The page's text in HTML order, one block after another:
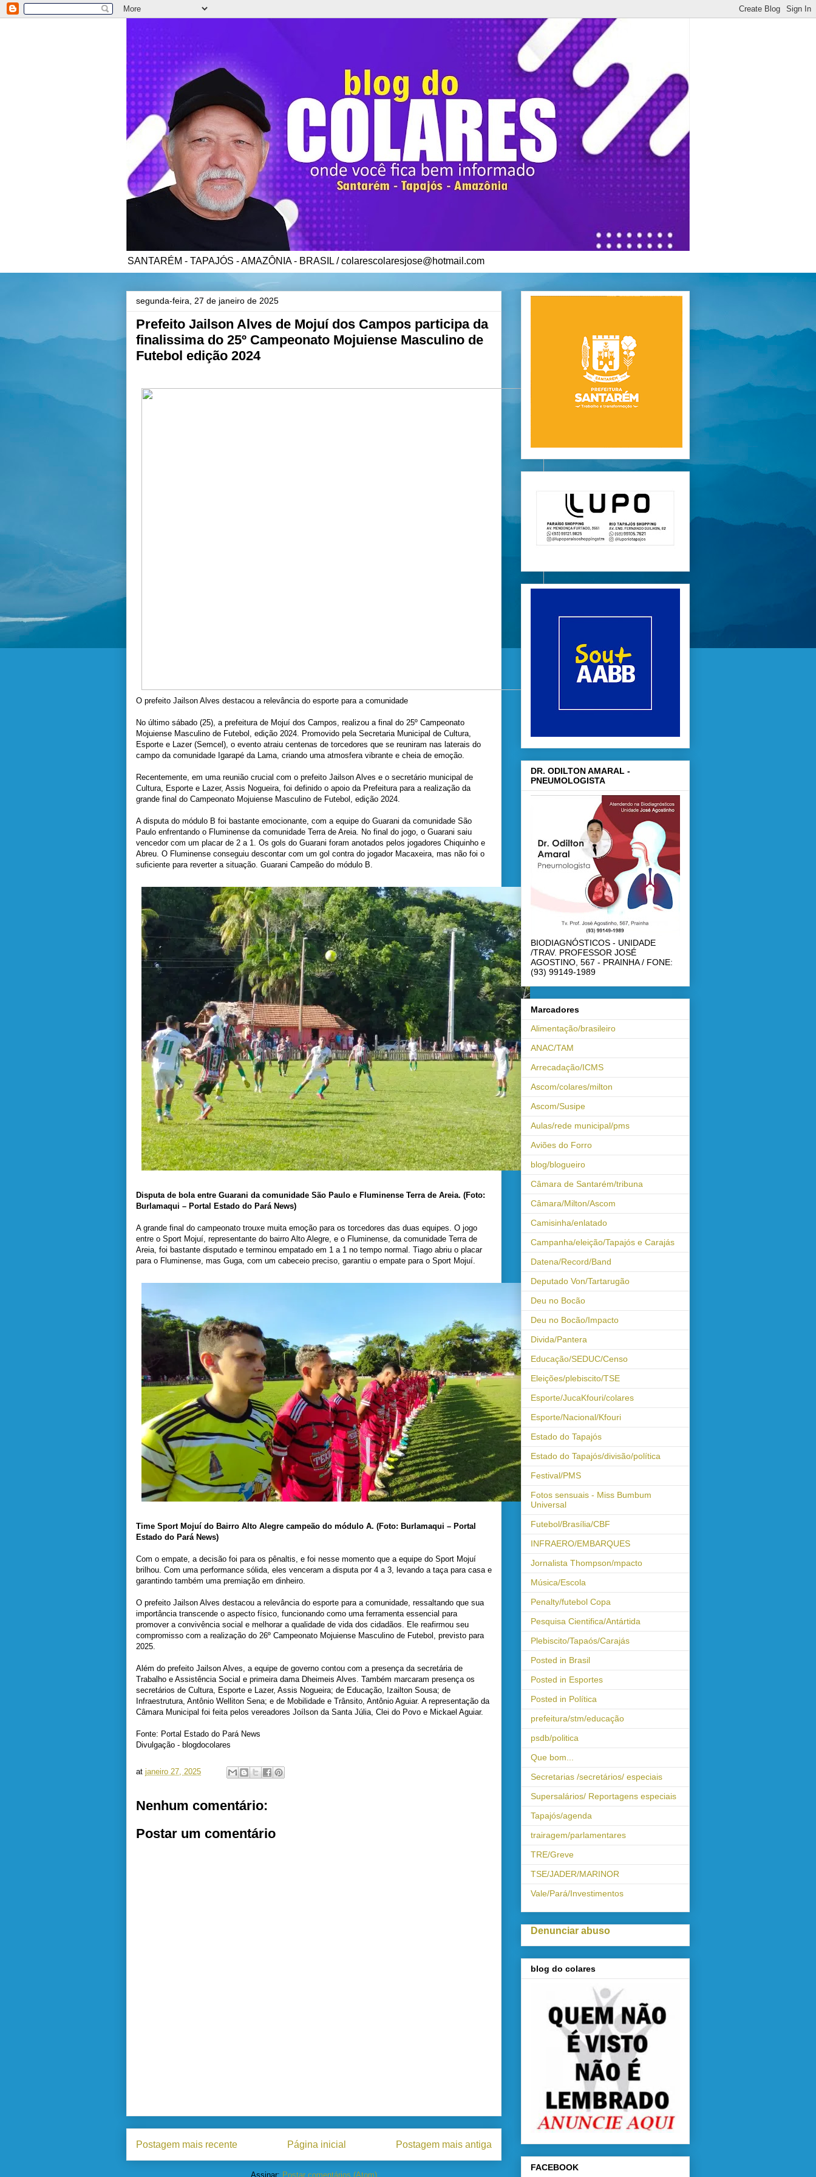
SANTARÉM - TAPAJÓS - AMAZÔNIA - BRASIL / colarescolaresjose@hotmail.com
segunda-feira, 27 de janeiro de 2025
Prefeito Jailson Alves de Mojuí dos Campos participa da
finalissima do 25º Campeonato Mojuiense Masculino de
Futebol edição 2024
O prefeito Jailson Alves destacou a relevância do esporte para a comunidade
No último sábado (25), a prefeitura de Mojuí dos Campos, realizou a final do 25º Campeonato
Mojuiense Masculino de Futebol, edição 2024. Promovido pela Secretaria Municipal de Cultura,
Esporte e Lazer (Semcel), o evento atraiu centenas de torcedores que se reuniram nas laterais do
campo da comunidade Igarapé da Lama, criando uma atmosfera vibrante e cheia de emoção.
Recentemente, em uma reunião crucial com o prefeito Jailson Alves e o secretário municipal de
Cultura, Esporte e Lazer, Assis Nogueira, foi definido o apoio da Prefeitura para a realização da
grande final do Campeonato Mojuiense Masculino de Futebol, edição 2024.
A disputa do módulo B foi bastante emocionante, com a equipe do Guarani da comunidade São
Paulo enfrentando o Fluminense da comunidade Terra de Areia. No final do jogo, o Guarani saiu
vencedor com um placar de 2 a 1. Os gols do Guarani foram anotados pelos jogadores Chiquinho e
Abreu. O Fluminense conseguiu descontar com um gol contra do jogador Macaxeira, mas não foi o
suficiente para reverter a situação. Guarani Campeão do módulo B.
Disputa de bola entre Guarani da comunidade São Paulo e Fluminense Terra de Areia. (Foto:
Burlamaqui – Portal Estado do Pará News)
A grande final do campeonato trouxe muita emoção para os torcedores das duas equipes. O jogo
entre o Sport Mojuí, representante do bairro Alto Alegre, e o Fluminense, da comunidade Terra de
Areia, foi bastante disputado e terminou empatado em 1 a 1 no tempo normal. Tiago abriu o placar
para o Fluminense, mas Guga, com um cabeceio preciso, garantiu o empate para o Sport Mojuí.
Time Sport Mojuí do Bairro Alto Alegre campeão do módulo A. (Foto: Burlamaqui – Portal
Estado do Pará News)
Com o empate, a decisão foi para os pênaltis, e foi nesse momento que a equipe do Sport Mojuí
brilhou. Com uma performance sólida, eles venceram a disputa por 4 a 3, levando a taça para casa e
garantindo também uma premiação em dinheiro.
O prefeito Jailson Alves destacou a relevância do esporte para a comunidade, ressaltando que sua
importância transcende o aspecto físico, funcionando como uma ferramenta essencial para
promover a convivência social e melhorar a qualidade de vida dos cidadãos. Ele reafirmou seu
compromisso com a realização do 26º Campeonato Mojuiense Masculino de Futebol, previsto para
2025.
Além do prefeito Jailson Alves, a equipe de governo contou com a presença da secretária de
Trabalho e Assistência Social e primeira dama Dheimeis Alves. Também marcaram presença os
secretários de Cultura, Esporte e Lazer, Assis Nogueira; de Educação, Izailton Sousa; de
Infraestrutura, Antônio Welliton Sena; e de Mobilidade e Trânsito, Antônio Aguiar. A representação da
Câmara Municipal foi feita pelos vereadores Joílson da Santa Júlia, Clei do Povo e Mickael Aguiar.
Fonte: Portal Estado do Pará News
Divulgação - blogdocolares
at janeiro 27, 2025
Nenhum comentário:
Postar um comentário
Postagem mais recente Postagem mais antiga
Página inicial
Assinar: Postar comentários (Atom)
DR. ODILTON AMARAL -
PNEUMOLOGISTA
BIODIAGNÓSTICOS - UNIDADE
/TRAV. PROFESSOR JOSÉ
AGOSTINO, 567 - PRAINHA / FONE:
(93) 99149-1989
Marcadores
Alimentação/brasileiro
ANAC/TAM
Arrecadação/ICMS
Ascom/colares/milton
Ascom/Susipe
Aulas/rede municipal/pms
Aviões do Forro
blog/blogueiro
Câmara de Santarém/tribuna
Câmara/Milton/Ascom
Camisinha/enlatado
Campanha/eleição/Tapajós e Carajás
Datena/Record/Band
Deputado Von/Tartarugão
Deu no Bocão
Deu no Bocão/Impacto
Divida/Pantera
Educação/SEDUC/Censo
Eleições/plebiscito/TSE
Esporte/JucaKfouri/colares
Esporte/Nacional/Kfouri
Estado do Tapajós
Estado do Tapajós/divisão/política
Festival/PMS
Fotos sensuais - Miss Bumbum
Universal
Futebol/Brasília/CBF
INFRAERO/EMBARQUES
Jornalista Thompson/mpacto
Música/Escola
Penalty/futebol Copa
Pesquisa Cientifica/Antártida
Plebiscito/Tapaós/Carajás
Posted in Brasil
Posted in Esportes
Posted in Política
prefeitura/stm/educação
psdb/politica
Que bom...
Secretarias /secretários/ especiais
Supersalários/ Reportagens especiais
Tapajós/agenda
trairagem/parlamentares
TRE/Greve
TSE/JADER/MARINOR
Vale/Pará/Investimentos
Denunciar abuso
blog do colares
FACEBOOK